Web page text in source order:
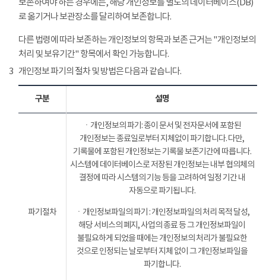
보존하여야 하는 경우에는, 해당 개인정보를 별도의 데이터베이스(DB)
로 옮기거나 보관장소를 달리하여 보존합니다.
다른 법령에 따라 보존하는 개인정보의 항목과 보존 근거는 "개인정보의
처리 및 보유기간" 항목에서 확인 가능합니다.
3 개인정보 파기의 절차 및 방법은 다음과 같습니다.
구분 설명
파기절차
ㆍ개인정보의 파기: 종이 문서 및 전자문서에 포함된
개인정보는 종료일로부터 지체없이 파기합니다. 다만,
기록물에 포함된 개인정보는 기록물 보존기간에 따릅니다.
시스템에 데이터베이스로 저장된 개인정보는 내부 협의체의
결정에 따라 시스템의 기능 등을 고려하여 일정 기간 내
자동으로 파기됩니다.
ㆍ개인정보파일의 파기 : 개인정보파일의 처리 목적 달성,
해당 서비스의 폐지, 사업의 종료 등 그 개인정보파일이
불필요하게 되었을 때에는 개인정보의 처리가 불필요한
것으로 인정되는 날로부터 지체 없이 그 개인정보파일을
파기합니다.